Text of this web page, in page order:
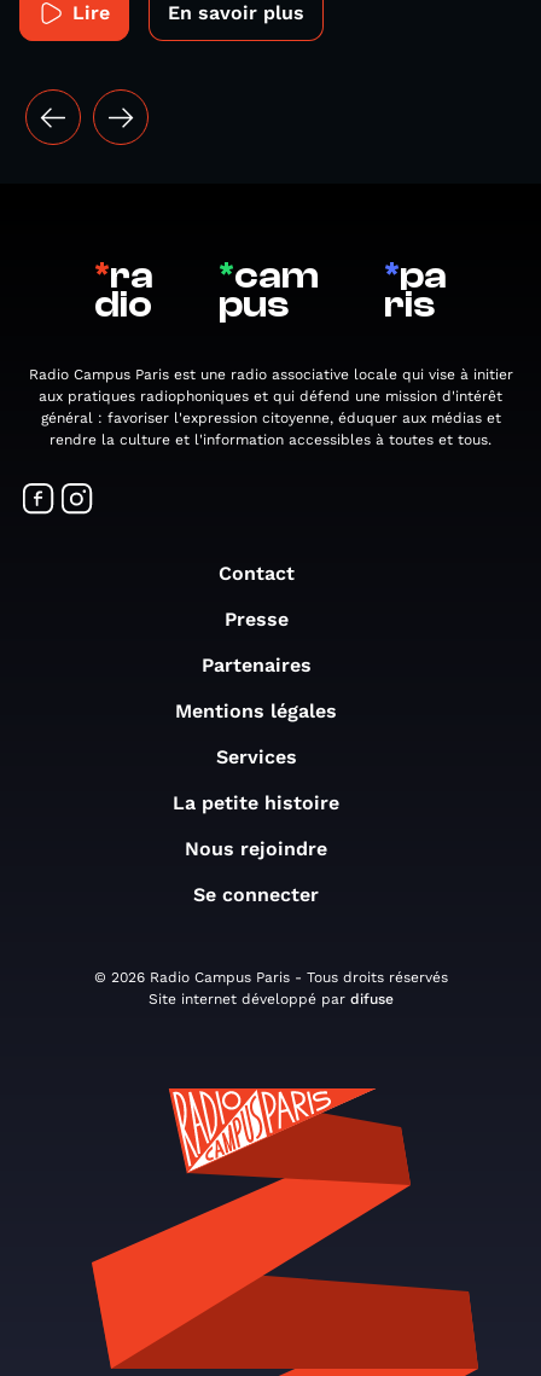
Lire En savoir plus
*ra
dio
*cam
pus
*pa
ris
Radio Campus Paris est une radio associative locale qui vise à initier
aux pratiques radiophoniques et qui défend une mission d'intérêt
général : favoriser l'expression citoyenne, éduquer aux médias et
rendre la culture et l'information accessibles à toutes et tous.
Contact
Presse
Partenaires
Mentions légales
Services
La petite histoire
Nous rejoindre
Se connecter
© 2026 Radio Campus Paris - Tous droits réservés
Site internet développé par difuse